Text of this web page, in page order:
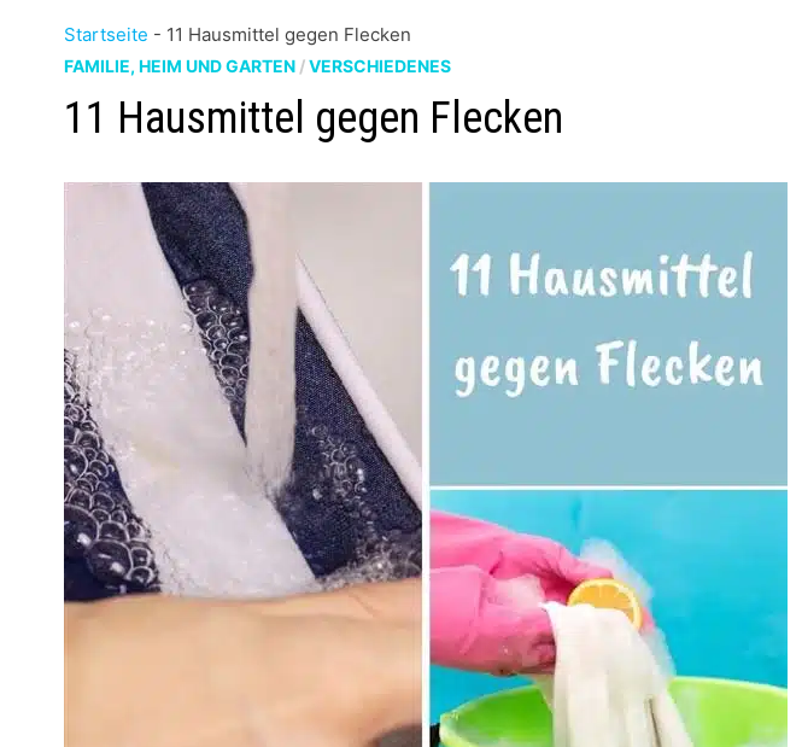
Startseite - 11 Hausmittel gegen Flecken
FAMILIE, HEIM UND GARTEN /VERSCHIEDENES
11 Hausmittel gegen Flecken